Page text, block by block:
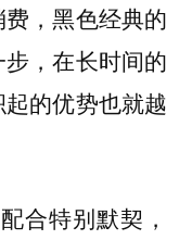
，黑色经典的
，在长时间的
的优势也就越
合特别默契，